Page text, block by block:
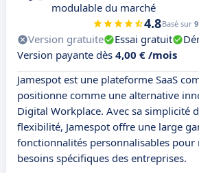
modulable du marché
4.8Basé sur
Version gratuite Essai gratuit
Version payante dès 4,00 € /mois
Jamespot est une plateforme SaaS
positionne comme une alternative
Digital Workplace. Avec sa simplicité
flexibilité, Jamespot offre une large
fonctionnalités personnalisables pour
besoins spécifiques des entreprises.